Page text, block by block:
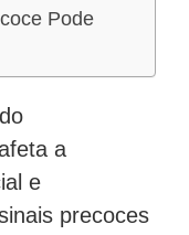
Pode
a
e
precoces